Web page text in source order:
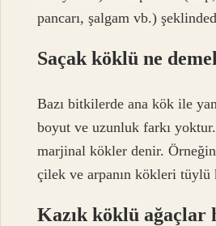
pancarı, şalgam vb.)
Saçak köklü ne
Bazı bitkilerde ana kök ile
boyut ve uzunluk farkı
marjinal kökler denir. Örneğin
çilek ve arpanın kökleri tüylü
Kazık köklü ağaçlar